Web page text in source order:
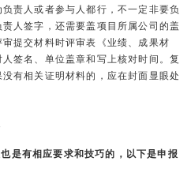
责人或者参与人都行，不一定非要负
人签字，还需要盖项目所属公司的盖
提交材料时评审表《业绩、成果材
签名、单位盖章和写上核对时间。复
有相关证明材料的，应在封面显眼处
是有相应要求和技巧的，以下是申报